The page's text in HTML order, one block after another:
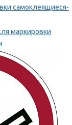
самоклеящиеся-
маркировки